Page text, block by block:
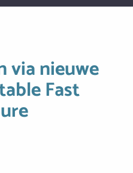
via nieuwe
Fast